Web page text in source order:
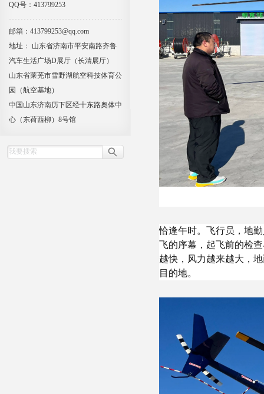
QQ号：413799253
邮箱：413799253@qq.com
地址： 山东省济南市平安南路齐鲁
汽车生活广场D展厅（长清展厅）
山东省莱芜市雪野湖航空科技体育公
园（航空基地）
中国山东济南历下区经十东路奥体中
心（东荷西柳）8号馆
恰逢午时。飞行员，地
飞的序幕，起飞前的检
越快，风力越来越大，
目的地。